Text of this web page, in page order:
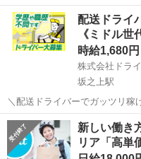
配送ドライ
《ミドル
時給1,680円
株式会社ドラ
坂之上駅
＼配送ドライバーでガッツリ稼げる！／ ＜お仕事内容
よる貨物集配業務（トラック運転および付
大型＋作業 ■商品：その他 ■配
配送件数：3...
鹿児島 鹿児島市 坂之上駅
新しい働き
リア「高単